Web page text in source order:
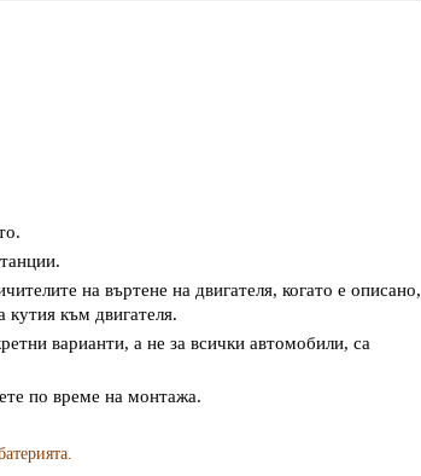
на въртене на двигателя, когато е описано,
кутия към двигателя.
варианти, а не за всички автомобили, са
по време на монтажа.